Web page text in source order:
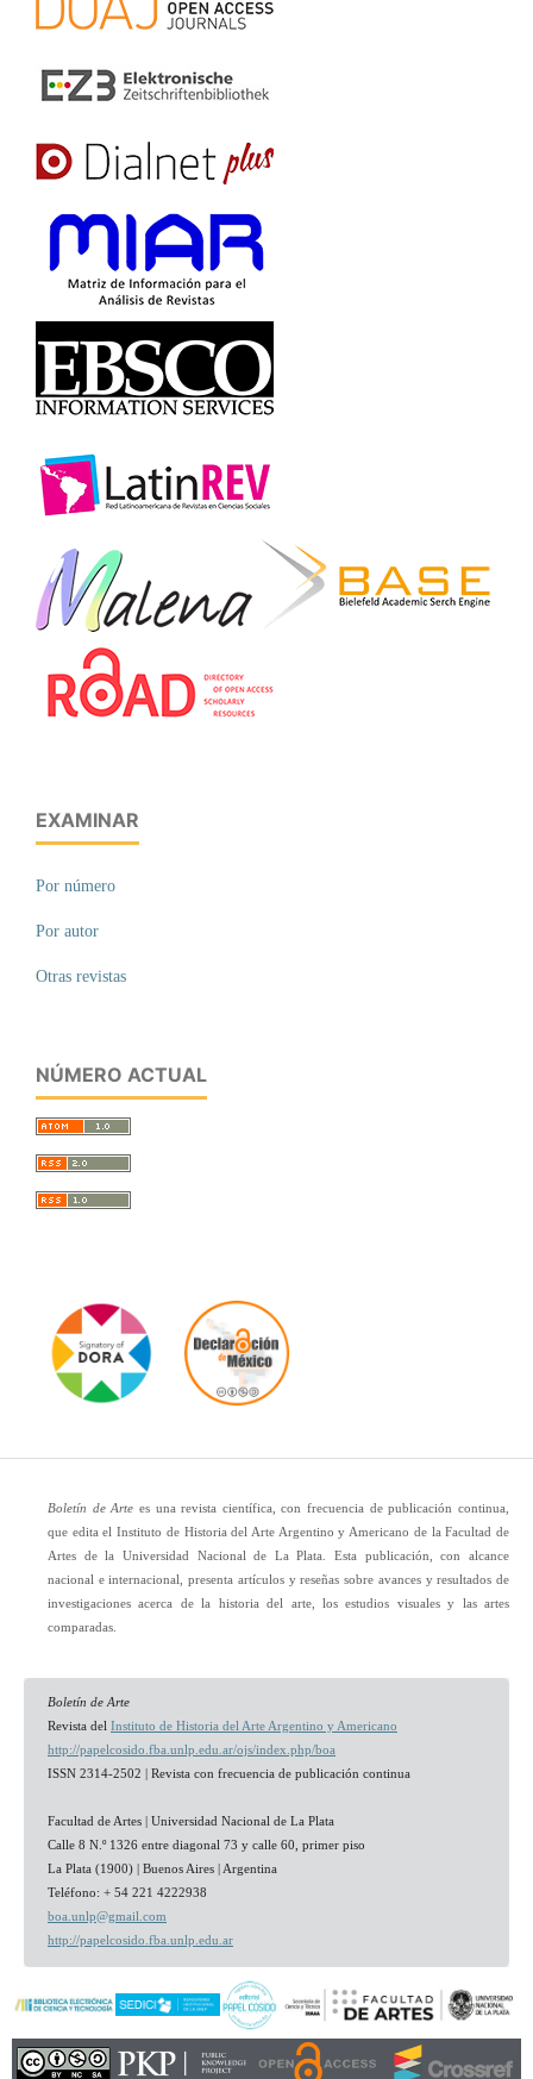
EXAMINAR
Por número
Por autor
Otras revistas
NÚMERO ACTUAL
Boletín de Arte es una revista científica, con frecuencia de publicación continua,
que edita el Instituto de Historia del Arte Argentino y Americano de la Facultad de
Artes de la Universidad Nacional de La Plata. Esta publicación, con alcance
nacional e internacional, presenta artículos y reseñas sobre avances y resultados de
investigaciones acerca de la historia del arte, los estudios visuales y las artes
comparadas.
Boletín de Arte
Revista del Instituto de Historia del Arte Argentino y Americano
http://papelcosido.fba.unlp.edu.ar/ojs/index.php/boa
ISSN 2314-2502 | Revista con frecuencia de publicación continua
Facultad de Artes | Universidad Nacional de La Plata
Calle 8 N.º 1326 entre diagonal 73 y calle 60, primer piso
La Plata (1900) | Buenos Aires | Argentina
Teléfono: + 54 221 4222938
boa.unlp@gmail.com
http://papelcosido.fba.unlp.edu.ar